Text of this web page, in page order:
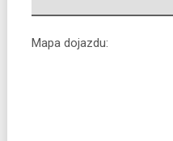
Mapa dojazdu: